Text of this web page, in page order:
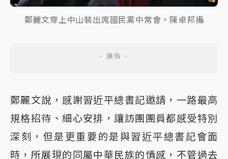
鄭麗文穿上中山裝出席國民黨中常會。陳卓邦攝
鄭麗文說，感謝習近平總書記邀請，一路最高
規格招待、細心安排，讓訪團團員都感受特別
深刻，但是更重要的是與習近平總書記會面
時，所展現的同屬中華民族的情感，不管過去